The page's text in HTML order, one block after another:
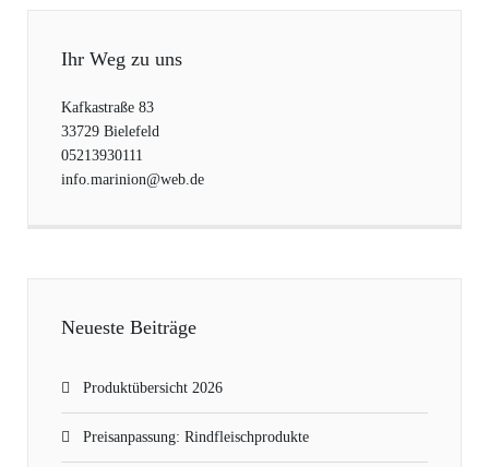
Ihr Weg zu uns
Kafkastraße 83
33729 Bielefeld
05213930111
info.marinion@web.de
Neueste Beiträge
Produktübersicht 2026
Preisanpassung: Rindfleischprodukte